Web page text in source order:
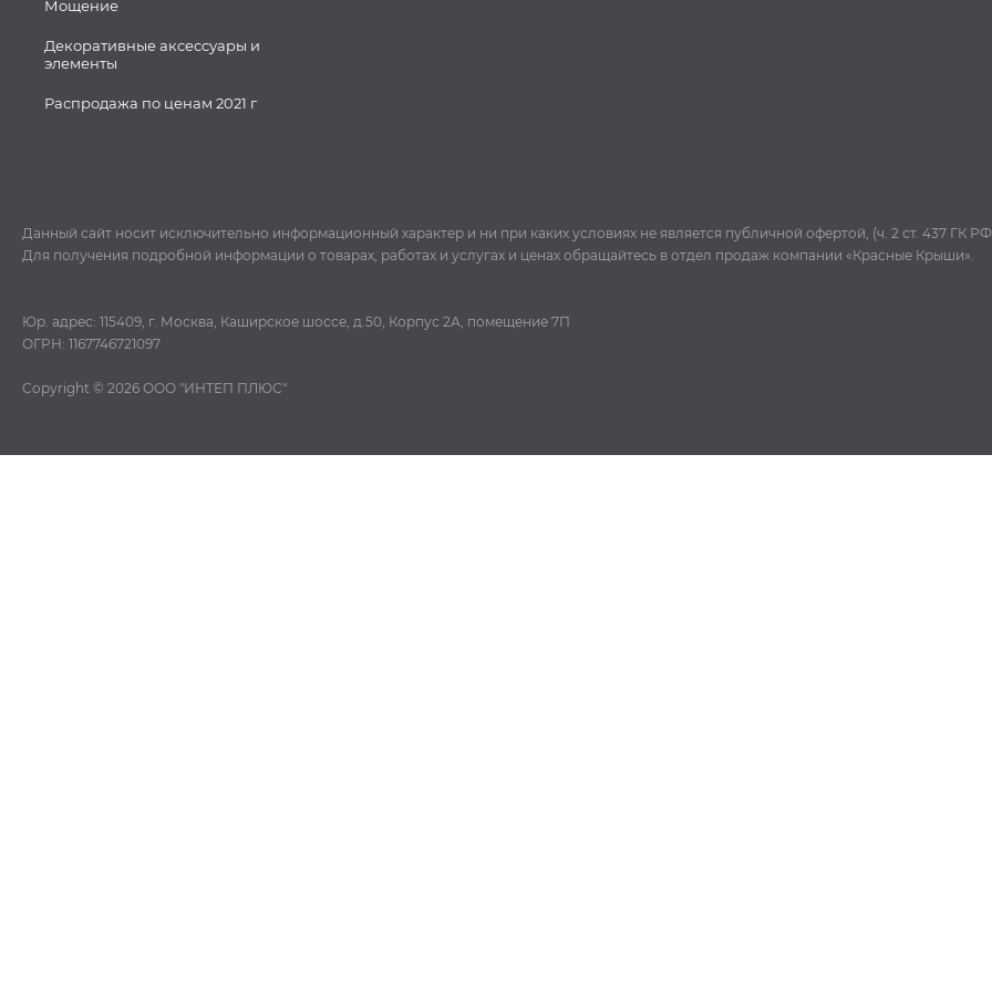
Мощение
Декоративные аксессуары и
элементы
Распродажа по ценам 2021 г
Данный сайт носит исключительно информационный характер и ни при каких условиях не является публичной офертой, (ч. 2 ст. 437 ГК
Для получения подробной информации о товарах, работах и услугах и ценах обращайтесь в отдел продаж компании «Красные Крыши».
Юр. адрес: 115409, г. Москва, Каширское шоссе, д.50, Корпус 2А, помещение 7П
ОГРН: 1167746721097
Copyright © 2026 ООО "ИНТЕП ПЛЮС"